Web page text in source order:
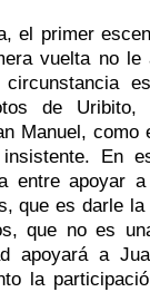
el primer
vuelta no le
de Uribito,
Manuel, como
En
entre apoyar
que es darle
que no es
apoyará a
la